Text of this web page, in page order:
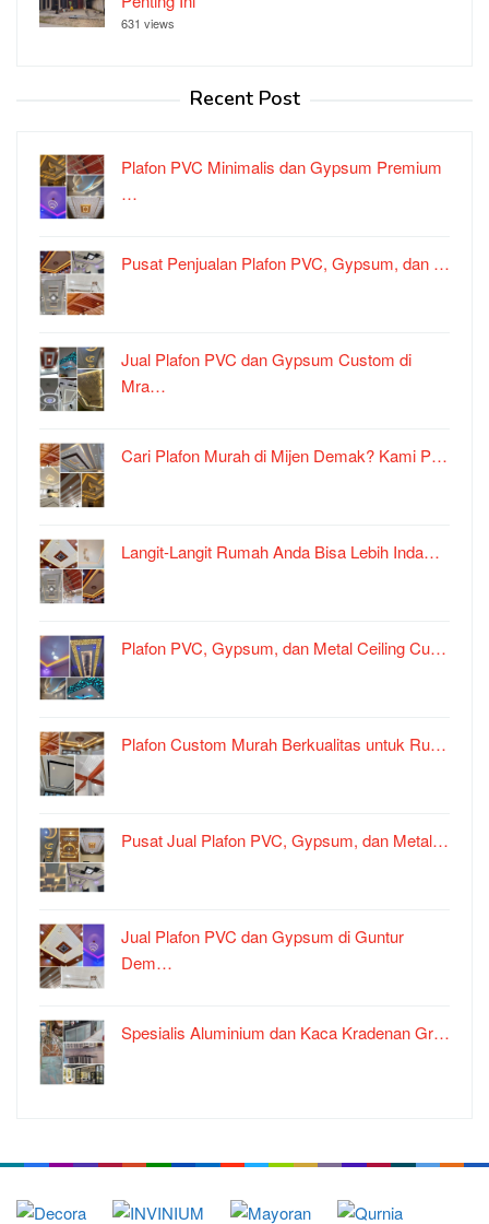
631 views
Recent Post
Plafon PVC Minimalis dan Gypsum Premium
…
Pusat Penjualan Plafon PVC, Gypsum, dan …
Jual Plafon PVC dan Gypsum Custom di
Mra…
Cari Plafon Murah di Mijen Demak? Kami P…
Langit-Langit Rumah Anda Bisa Lebih Inda…
Plafon PVC, Gypsum, dan Metal Ceiling Cu…
Plafon Custom Murah Berkualitas untuk Ru…
Pusat Jual Plafon PVC, Gypsum, dan Metal…
Jual Plafon PVC dan Gypsum di Guntur
Dem…
Spesialis Aluminium dan Kaca Kradenan Gr…